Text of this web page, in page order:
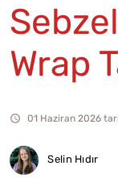
Wrap
01 Haziran 2026
Selin Hıdır